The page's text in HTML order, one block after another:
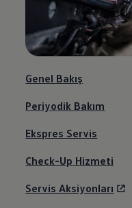
Genel Bakış
Periyodik Bakım
Ekspres Servis
Check-Up Hizmeti
Servis Aksiyonları